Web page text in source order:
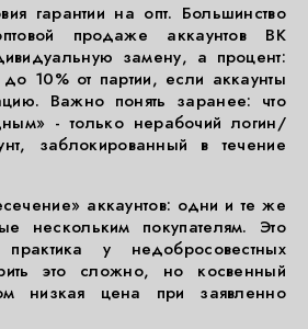
гарантии на опт. Большинство
продаже аккаунтов ВК
замену, а процент:
10% от партии, если аккаунты
Важно понять заранее: что
- только нерабочий логин/
заблокированный в течение
аккаунтов: одни и те же
нескольким покупателям. Это
практика у недобросовестных
это сложно, но косвенный
низкая цена при заявленно